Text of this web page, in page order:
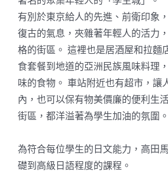
有別於東京給人的先進、前衛印象
復古的氣息，夾雜著年輕人的活力
格的街區。 這裡也是居酒屋和拉麵
食套餐到地道的亞洲民族風味料理
味的食物。 車站附近也有超市，讓
內，也可以保有物美價廉的便利生
街區，都洋溢著為學生加油的氛圍。
為符合每位學生的日文能力，高田
礎到高級日語程度的課程。